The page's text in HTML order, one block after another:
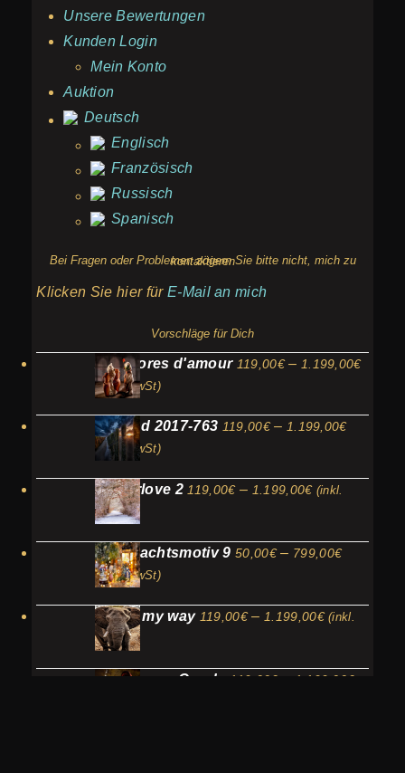
Unsere Bewertungen
Kunden Login
Mein Konto
Auktion
Deutsch
Englisch
Französisch
Russisch
Spanisch
Bei Fragen oder Problemen zögern Sie bitte nicht, mich zu kontaktieren
Klicken Sie hier für E-Mail an mich
Vorschläge für Dich
Amphores d'amour 119,00€ – 1.199,00€
(inkl. MwSt)
Holland 2017-763 119,00€ – 1.199,00€
(inkl. MwSt)
Winterlove 2 119,00€ – 1.199,00€Preisspanne:
1.199,00€
(inkl.
MwSt)
Weihnachtsmotiv 9 50,00€ – 799,00€
799,00€
(inkl. MwSt)
Out of my way 119,00€ – 1.199,00€
1.199,00€
(inkl.
MwSt)
Dangerous Goods 119,00 € 1.199,00 €